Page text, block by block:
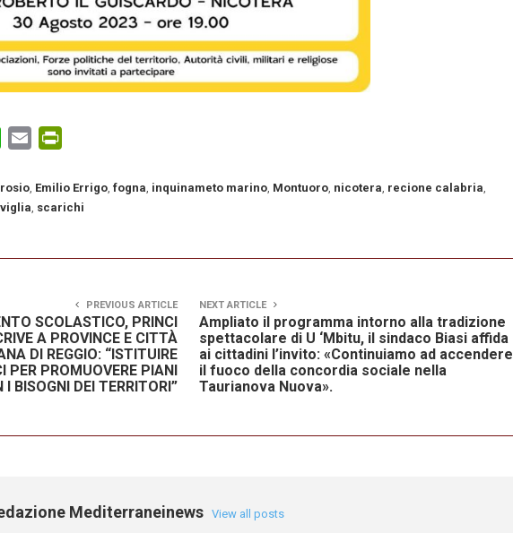
WhatsApp
Email
Emilio Errigo fogna inquinameto marino Montuoro nicotera recione calabria
scarichi
PREVIOUS ARTICLE
SCOLASTICO, PRINCI
A PROVINCE E CITTÀ
DI REGGIO: “ISTITUIRE
PER PROMUOVERE PIANI
I BISOGNI DEI TERRITORI”
NEXT ARTICLE
Ampliato il programma intorno alla tradizione
spettacolare di U ‘Mbitu, il sindaco Biasi affida
ai cittadini l’invito: «Continuiamo ad accendere
il fuoco della concordia sociale nella
Taurianova Nuova».
Mediterraneinews View all posts